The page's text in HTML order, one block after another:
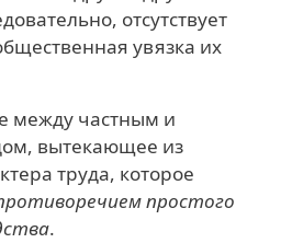
отсутствует
увязка их
между частным и
вытекающее из
труда, которое
простого
.